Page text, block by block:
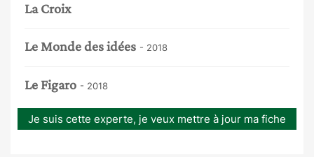
La Croix
Le Monde des idées - 2018
Le Figaro - 2018
Je suis cette experte, je veux mettre à jour ma fiche